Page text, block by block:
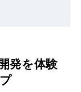
発を体験